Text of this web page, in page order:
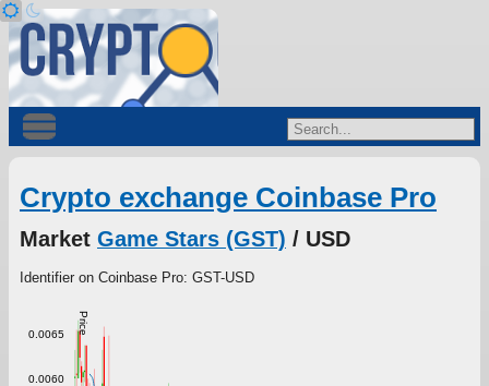
Crypto exchange Coinbase Pro
Market Game Stars (GST) / USD
Identifier on Coinbase Pro: GST-USD
Price
0.0060
0.0065